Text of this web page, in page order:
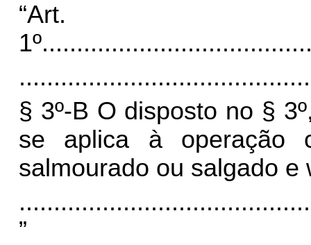
“Art.
1º
§ 3º-B O disposto no §
se aplica à operação
salmourado ou salgado e
”